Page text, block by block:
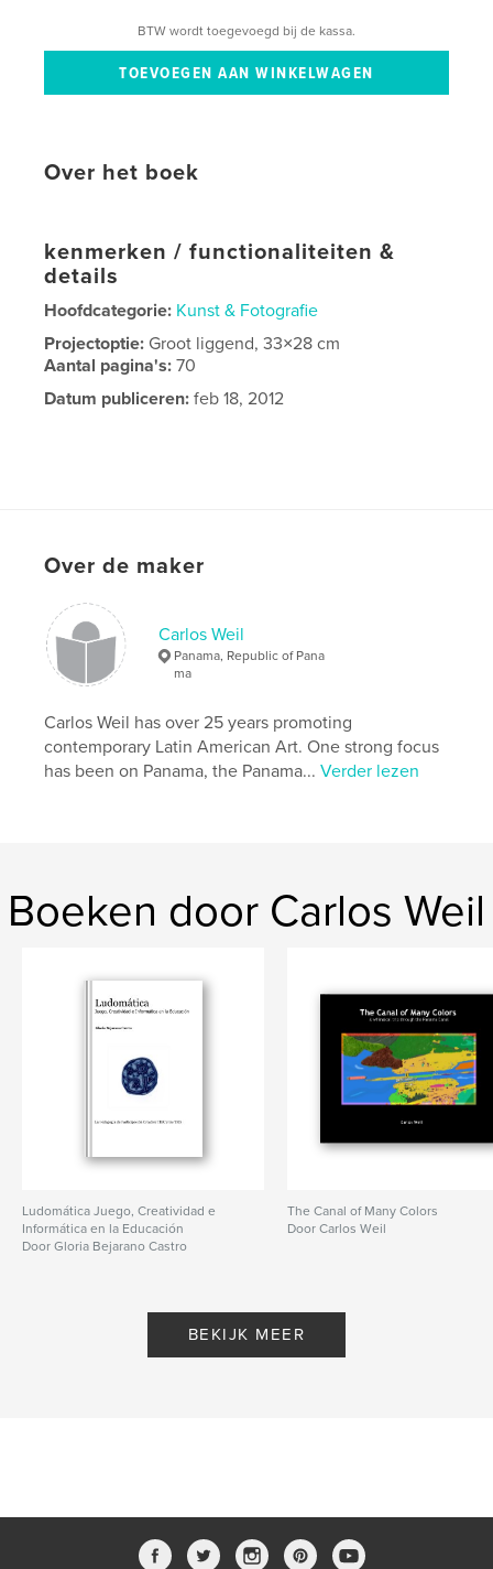
BTW wordt toegevoegd bij de kassa.
Over het boek
kenmerken / functionaliteiten &
details
Hoofdcategorie: Kunst & Fotografie
Projectoptie: Groot liggend, 33×28 cm
Aantal pagina's:70
Datum publiceren: feb 18, 2012
Over de maker
Carlos Weil
Panama, Republic of Pana
ma
Carlos Weil has over 25 years promoting
contemporary Latin American Art. One strong focus
has been on Panama, the Panama...Verder lezen
Boeken door Carlos Weil
Ludomática Juego, Creatividad e
Informática en la Educación
Door Gloria Bejarano Castro
The Canal of Many Colors
Door Carlos Weil
BEKIJK MEER